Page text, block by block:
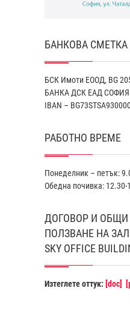
БАНКОВА СМЕТКА
БСК Имоти ЕООД, BG
БАНКА ДСК EАД СОФИЯ
IBAN –
РАБОТНО ВРЕМЕ
Понеделник – петък:
Обедна почивка: 12.30-
ДОГОВОР И ОБЩИ
ПОЛЗВАНЕ НА
SKY OFFICE
Изтеглете оттук: [doc]